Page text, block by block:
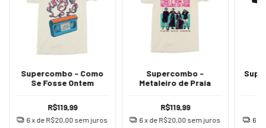
Supercombo - Como
Se Fosse Ontem
R$119,99
6x de R$20,00 sem juros
Supercombo -
Metaleiro de Praia
R$119,99
6 x de R$20,00 sem juros 6